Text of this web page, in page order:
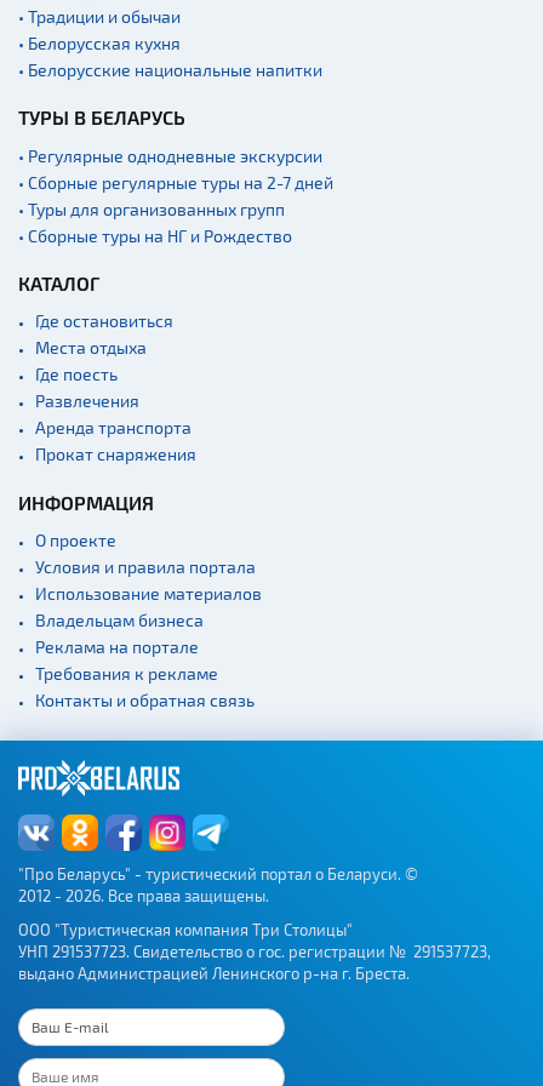
Аэропорты
Железнодорожные
причалы
• Традиции и обычаи
• Белорусская кухня
• Белорусские национальные напитки
ТУРЫ В БЕЛАРУСЬ
• Регулярные однодневные экскурсии
• Сборные регулярные туры на 2-7 дней
• Туры для организованных групп
• Сборные туры на НГ и Рождество
КАТАЛОГ
Где остановиться
Места отдыха
Где поесть
Развлечения
Аренда транспорта
Прокат снаряжения
ИНФОРМАЦИЯ
О проекте
Условия и правила портала
Использование материалов
Владельцам бизнеса
Реклама на портале
Требования к рекламе
Контакты и обратная связь
"Про Беларусь" - туристический портал о Беларуси. ©
2012 - 2026. Все права защищены.
ООО "Туристическая компания Три Столицы"
УНП 291537723. Свидетельство о гос. регистрации № 291537723,
выдано Администрацией Ленинского р-на г. Бреста.